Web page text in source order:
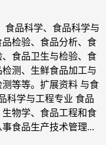
食品科学、食品科学与
检验、食品分析、食
食品卫生与检验、食
测、生鲜食品加工与
等等。扩展资料 与食
科学与工程专业 食品
物学、食品工程和食
食品生产技术管理...